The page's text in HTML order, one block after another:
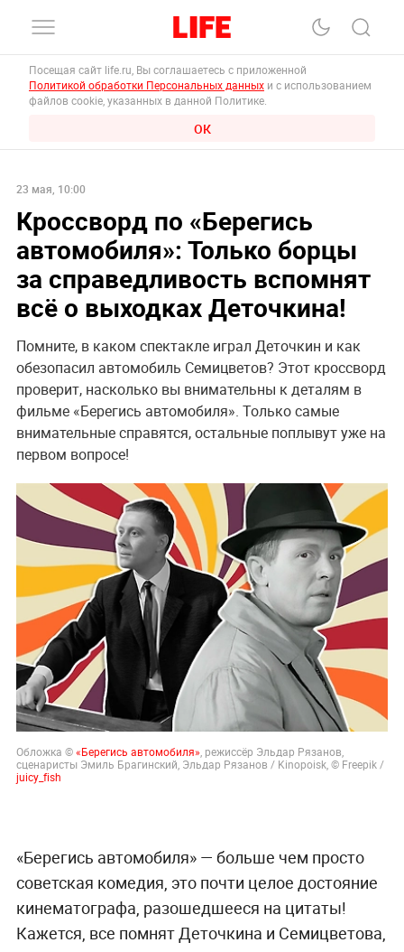
Посещая сайт life.ru, Вы соглашаетесь с приложенной
Политикой обработки Персональных данных и с использованием
файлов cookie, указанных в данной Политике.
ОК
23 мая, 10:00
Кроссворд по «Берегись
автомобиля»: Только борцы
за справедливость вспомнят
всё о выходках Деточкина!
Помните, в каком спектакле играл Деточкин и как
обезопасил автомобиль Семицветов? Этот кроссворд
проверит, насколько вы внимательны к деталям в
фильме «Берегись автомобиля». Только самые
внимательные справятся, остальные поплывут уже на
первом вопросе!
Обложка ©«Берегись автомобиля» , режиссёр Эльдар Рязанов,
сценаристы Эмиль Брагинский, Эльдар Рязанов / Kinopoisk, © Freepik /
juicy_fish
«Берегись автомобиля» — больше чем просто
советская комедия, это почти целое достояние
кинематографа, разошедшееся на цитаты!
Кажется, все помнят Деточкина и Семицветова,